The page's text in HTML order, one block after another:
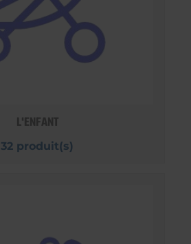
L'ENFANT
32 produit(s)